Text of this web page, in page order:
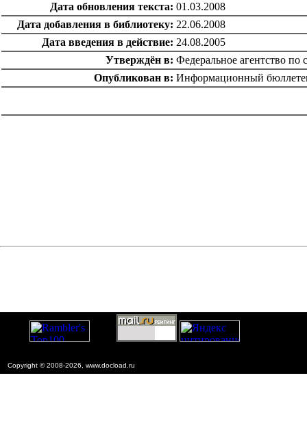
Дата обновления текста: 01.03.2008
Дата добавления в библиотеку: 22.06.2008
Дата введения в действие: 24.08.2005
Утверждён в: Федеральное агентство
Опубликован в: Информационный
Copyright © 2008-2026, www.docload.ru